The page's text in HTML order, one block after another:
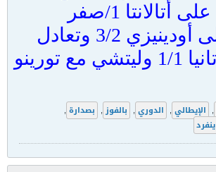
تغلب سيينا على أتالانتا 1/صفر
وباليرمو على أودينيزي 3/2 وتعادل
جنوه مع كاتانيا 1/1 وليتشي مع تورينو
, الإيطالي , الدوري , بالفوز , بصدارة ,
ينفرد